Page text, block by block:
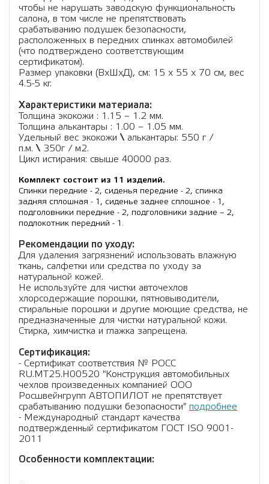
чтобы не нарушать заводскую функциональность
салона, в том числе не препятствовать
срабатыванию подушек безопасности,
расположенных в передних спинках автомобилей
(что подтверждено соответствующим
сертификатом).
Размер упаковки (ВхШхД), см: 15 x 55 x 70 см, вес
4.5-5 кг.
Характеристики материала:
Толщина экокожи : 1.15 – 1.2 мм.
Толщина алькантары : 1.00 – 1.05 мм.
Удельный вес экокожи \алькантары: 550 г /
п.м. \350г / м2.
Цикл истирания: свыше 40000 раз.
Комплект состоит из 11 изделий.
Спинки передние - 2, сиденья передние - 2, спинка
задняя сплошная - 1, сиденье заднее сплошное - 1,
подголовники передние - 2, подголовники задние – 2,
подлокотник передний - 1.
Рекомендации по уходу:
Для удаления загрязнений использовать влажную
ткань, салфетки или средства по уходу за
натуральной кожей.
Не используйте для чистки авточехлов
хлорсодержащие порошки, пятновыводители,
стиральные порошки и другие моющие средства, не
предназначенные для чистки натуральной кожи.
Стирка, химчистка и глажка запрещена.
Сертификация:
- Сертификат соответствия № РОСС
RU.МТ25.Н00520 "Конструкция автомобильных
чехлов произведенных компанией ООО
Росшвейнгрупп АВТОПИЛОТ не препятствует
срабатыванию подушки безопасности" подробнее
- Международный стандарт качества
подтвержденный сертификатом ГОСТ ISO 9001-
2011
Особенности комплектации: